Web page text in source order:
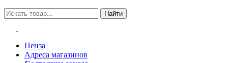
Найти
Пенза
Адреса магазинов